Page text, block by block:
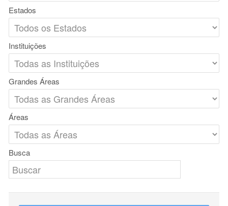
Estados
Instituições
Grandes Áreas
Áreas
Busca